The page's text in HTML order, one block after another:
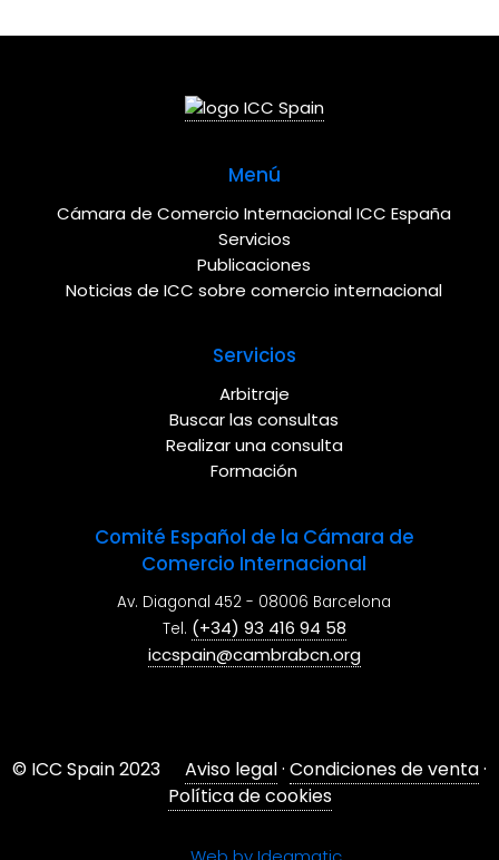
Menú
Cámara de Comercio Internacional ICC España
Servicios
Publicaciones
Noticias de ICC sobre comercio internacional
Servicios
Arbitraje
Buscar las consultas
Realizar una consulta
Formación
Comité Español de la Cámara de
Comercio Internacional
Av. Diagonal 452 - 08006 Barcelona
Tel. (+34) 93 416 94 58
iccspain@cambrabcn.org
© ICC Spain 2023 Aviso legal·Condiciones de venta·
Política de cookies